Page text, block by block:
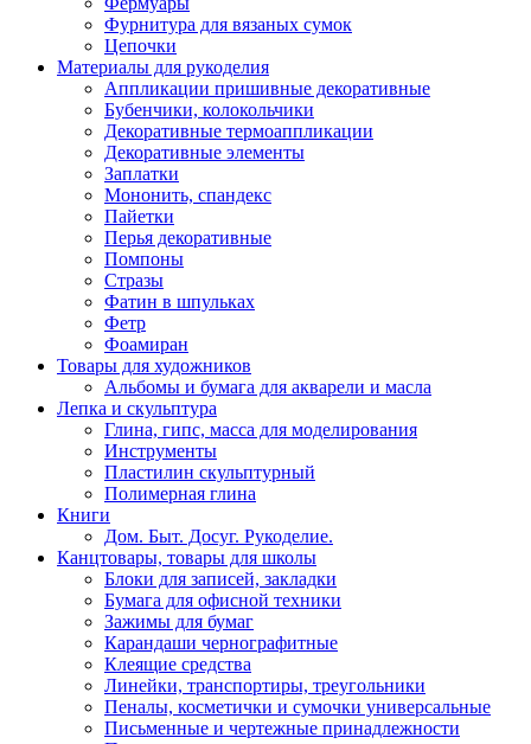
Фурнитура для вязаных сумок
Цепочки
Материалы для рукоделия
Аппликации пришивные декоративные
Бубенчики, колокольчики
Декоративные термоаппликации
Декоративные элементы
Заплатки
Мононить, спандекс
Пайетки
Перья декоративные
Помпоны
Стразы
Фатин в шпульках
Фетр
Фоамиран
Товары для художников
Альбомы и бумага для акварели и масла
Лепка и скульптура
Глина, гипс, масса для моделирования
Инструменты
Пластилин скульптурный
Полимерная глина
Книги
Дом. Быт. Досуг. Рукоделие.
Канцтовары, товары для школы
Блоки для записей, закладки
Бумага для офисной техники
Зажимы для бумаг
Карандаши чернографитные
Клеящие средства
Линейки, транспортиры, треугольники
Пеналы, косметички и сумочки универсальные
Письменные и чертежные принадлежности